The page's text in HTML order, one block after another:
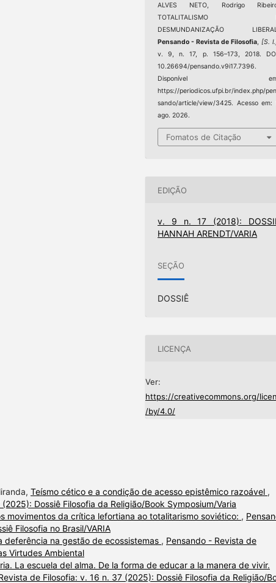
ALVES NETO, Rodrigo
TOTALITALISMO
DESMUNDANIZAÇÃO
Pensando - Revista de Filosofia, [S.
v. 9, n. 17, p. 156–173, 2018.
10.26694/pensando.v9i17.7396.
Disponível
https://periodicos.ufpi.br/index.php/pen
sando/article/view/3425. Acesso em:
ago. 2026.
Fomatos de Citação
EDIÇÃO
v. 9 n. 17 (2018):
HANNAH ARENDT/VARIA
SEÇÃO
DOSSIÊ
LICENÇA
Ver:
https://creativecommons.org/
/by/4.0/
Teísmo cético e a condição de acesso epistêmico razoável ,
Dossiê Filosofia da Religião/Book Symposium/Varia
movimentos da crítica lefortiana ao totalitarismo soviético: ,
Filosofia no Brasil/VARIA
deferência na gestão de ecossistemas , Pensando - Revista de
Virtudes Ambiental
La escuela del alma. De la forma de educar a la manera de vivir.
de Filosofia: v. 16 n. 37 (2025): Dossiê Filosofia da Religião/